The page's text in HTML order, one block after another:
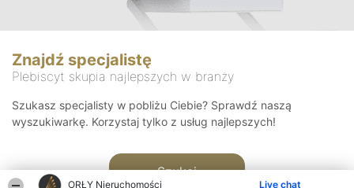
ORŁY Nieruchomości Live chat
Znajdź specjalistę
Plebiscyt skupia najlepszych w branży
Szukasz specjalisty w pobliżu Ciebie? Sprawdź naszą
wyszukiwarkę. Korzystaj tylko z usług najlepszych!
Szukaj